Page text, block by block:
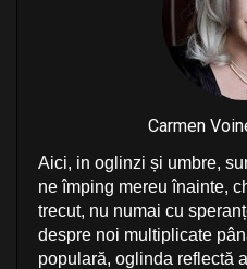
Carmen
Aici, in oglinzi și umbre,
ne împing mereu înainte,
trecut, nu numai cu
despre noi multiplicate
populară, oglinda reflectă